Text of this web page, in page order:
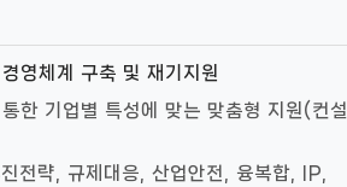
영체계 구축 및 재기지원
한 기업별 특성에 맞는 맞춤형 지원(컨설
전략, 규제대응, 산업안전, 융복합, IP,